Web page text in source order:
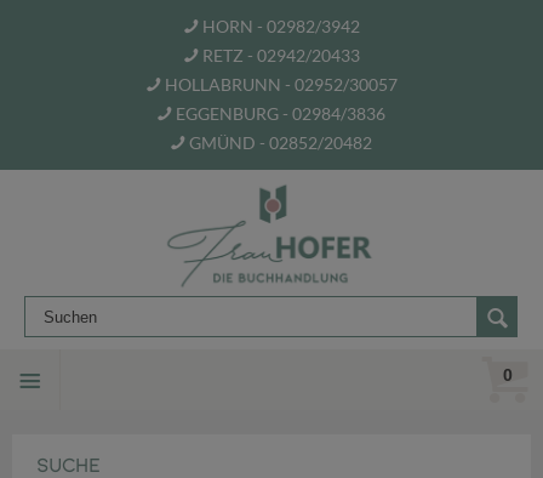
HORN - 02982/3942
RETZ - 02942/20433
HOLLABRUNN - 02952/30057
EGGENBURG - 02984/3836
GMÜND - 02852/20482
0
SUCHE